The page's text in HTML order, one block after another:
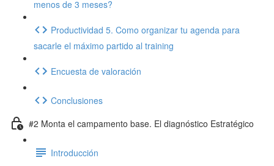
menos de 3 meses?
Productividad 5. Como organizar tu agenda para
sacarle el máximo partido al training
Encuesta de valoración
Conclusiones
#2 Monta el campamento base. El diagnóstico Estratégico
Introducción